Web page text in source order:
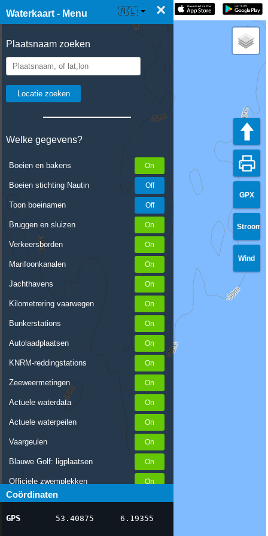
Waterkaart - Menu ×
Plaatsnaam zoeken
Welke gegevens?
Boeien en bakens
Boeien stichting Nautin
Toon boeinamen
Bruggen en sluizen
Verkeersborden
Marifoonkanalen
Jachthavens
Kilometrering vaarwegen
Bunkerstations
Autolaadplaatsen
KNRM-reddingstations
Zeeweermetingen
Actuele waterdata
Actuele waterpeilen
Vaargeulen
Blauwe Golf: ligplaatsen
Officiele zwemplekken
Stremmingen/hinder
AIS scheepsposities
Coördinaten
GPS 53.40875 6.19355
☰ Waterkaart Live 🇳🇱
GPX
Stroom
Wind